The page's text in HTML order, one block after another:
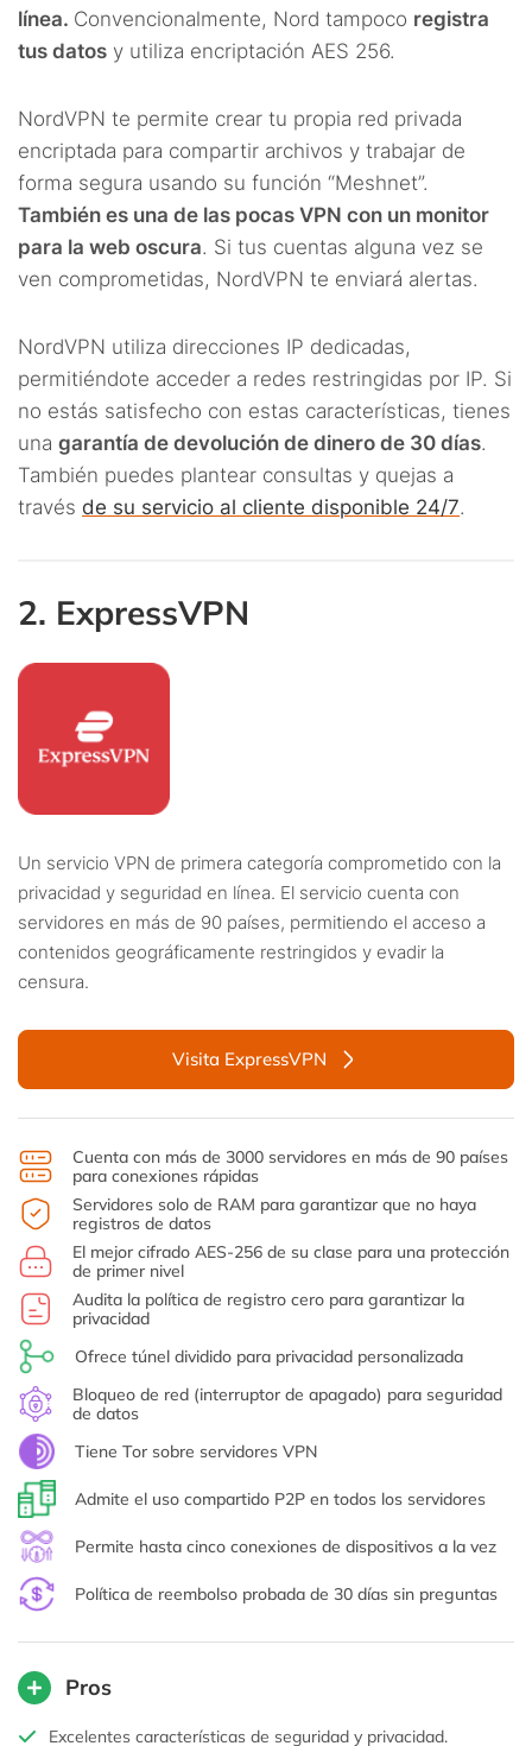
línea. Convencionalmente, Nord tampoco registra
tus datos y utiliza encriptación AES 256.
NordVPN te permite crear tu propia red privada
encriptada para compartir archivos y trabajar de
forma segura usando su función “Meshnet”.
También es una de las pocas VPN con un monitor
para la web oscura. Si tus cuentas alguna vez se
ven comprometidas, NordVPN te enviará alertas.
NordVPN utiliza direcciones IP dedicadas,
permitiéndote acceder a redes restringidas por IP. Si
no estás satisfecho con estas características, tienes
una garantía de devolución de dinero de 30 días.
También puedes plantear consultas y quejas a
través de su servicio al cliente disponible 24/7.
2. ExpressVPN
Un servicio VPN de primera categoría comprometido con la
privacidad y seguridad en línea. El servicio cuenta con
servidores en más de 90 países, permitiendo el acceso a
contenidos geográficamente restringidos y evadir la
censura.
Visita ExpressVPN
Cuenta con más de 3000 servidores en más de 90 países
para conexiones rápidas
Servidores solo de RAM para garantizar que no haya
registros de datos
El mejor cifrado AES-256 de su clase para una protección
de primer nivel
Audita la política de registro cero para garantizar la
privacidad
Ofrece túnel dividido para privacidad personalizada
Bloqueo de red (interruptor de apagado) para seguridad
de datos
Tiene Tor sobre servidores VPN
Admite el uso compartido P2P en todos los servidores
Permite hasta cinco conexiones de dispositivos a la vez
Política de reembolso probada de 30 días sin preguntas
Pros
Excelentes características de seguridad y privacidad.